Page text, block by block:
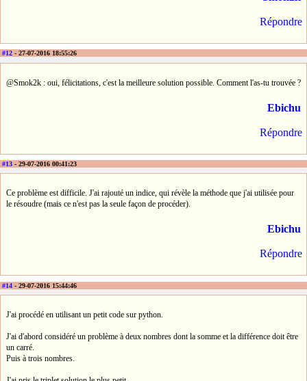
Répondre
#12 - 27-07-2016 18:55:26
@Smok2k : oui, félicitations, c'est la meilleure solution possible. Comment l'as-tu trouvée ?
Ebichu
Répondre
#13 - 29-07-2016 00:41:23
Ce problème est difficile. J'ai rajouté un indice, qui révèle la méthode que j'ai utilisée pour
le résoudre (mais ce n'est pas la seule façon de procéder).
Ebichu
Répondre
#14 - 29-07-2016 15:44:46
J'ai procédé en utilisant un petit code sur python.
J'ai d'abord considéré un problème à deux nombres dont la somme et la différence doit être
un carré.
Puis à trois nombres.